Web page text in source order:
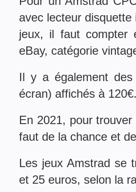
avec lecteur
jeux, il faut compter
eBay, catégorie
Il y a également
écran) affichés à 120€.
En 2021, pour
faut de la chance et
Les jeux Amstrad se
et 25 euros, selon la